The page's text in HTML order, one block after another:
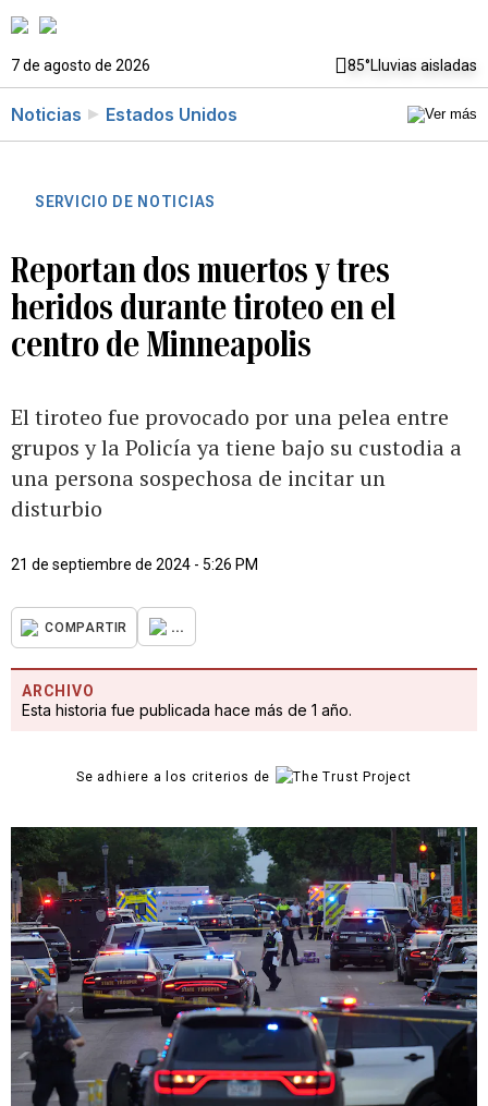
7 de agosto de 2026 85°Lluvias aisladas
Noticias Estados Unidos
SERVICIO DE NOTICIAS
Reportan dos muertos y tres
heridos durante tiroteo en el
centro de Minneapolis
El tiroteo fue provocado por una pelea entre
grupos y la Policía ya tiene bajo su custodia a
una persona sospechosa de incitar un
disturbio
21 de septiembre de 2024 - 5:26 PM
COMPARTIR ...
ARCHIVO
Esta historia fue publicada hace más de 1 año.
Se adhiere a los criterios de